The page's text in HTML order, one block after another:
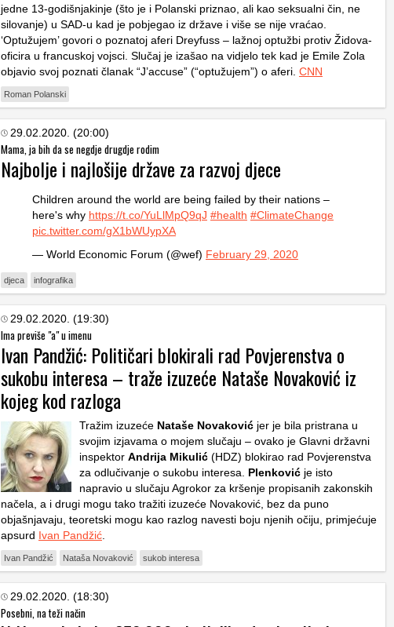
jedne 13-godišnjakinje (što je i Polanski priznao, ali kao seksualni čin, ne
silovanje) u SAD-u kad je pobjegao iz države i više se nije vraćao.
‘Optužujem’ govori o poznatoj aferi Dreyfuss – lažnoj optužbi protiv Židova-
oficira u francuskoj vojsci. Slučaj je izašao na vidjelo tek kad je Emile Zola
objavio svoj poznati članak “J’accuse” (“optužujem”) o aferi. CNN
Roman Polanski
29.02.2020. (20:00)
Mama, ja bih da se negdje drugdje rodim
Najbolje i najlošije države za razvoj djece
Children around the world are being failed by their nations –
here's why https://t.co/YuLlMpQ9qJ #health #ClimateChange
pic.twitter.com/gX1bWUypXA
— World Economic Forum (@wef) February 29, 2020
djeca infografika
29.02.2020. (19:30)
Ima previše "a" u imenu
Ivan Pandžić: Političari blokirali rad Povjerenstva o
sukobu interesa – traže izuzeće Nataše Novaković iz
kojeg kod razloga
Tražim izuzeće Nataše Novaković jer je bila pristrana u
svojim izjavama o mojem slučaju – ovako je Glavni državni
inspektor Andrija Mikulić (HDZ) blokirao rad Povjerenstva
za odlučivanje o sukobu interesa. Plenković je isto
napravio u slučaju Agrokor za kršenje propisanih zakonskih
načela, a i drugi mogu tako tražiti izuzeće Novaković, bez da puno
objašnjavaju, teoretski mogu kao razlog navesti boju njenih očiju, primjećuje
apsurd Ivan Pandžić
Ivan Pandžić Nataša Novaković sukob interesa
29.02.2020. (18:30)
Posebni, na teži način